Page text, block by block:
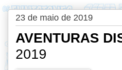
23 de maio de 2019
AVENTURAS
2019